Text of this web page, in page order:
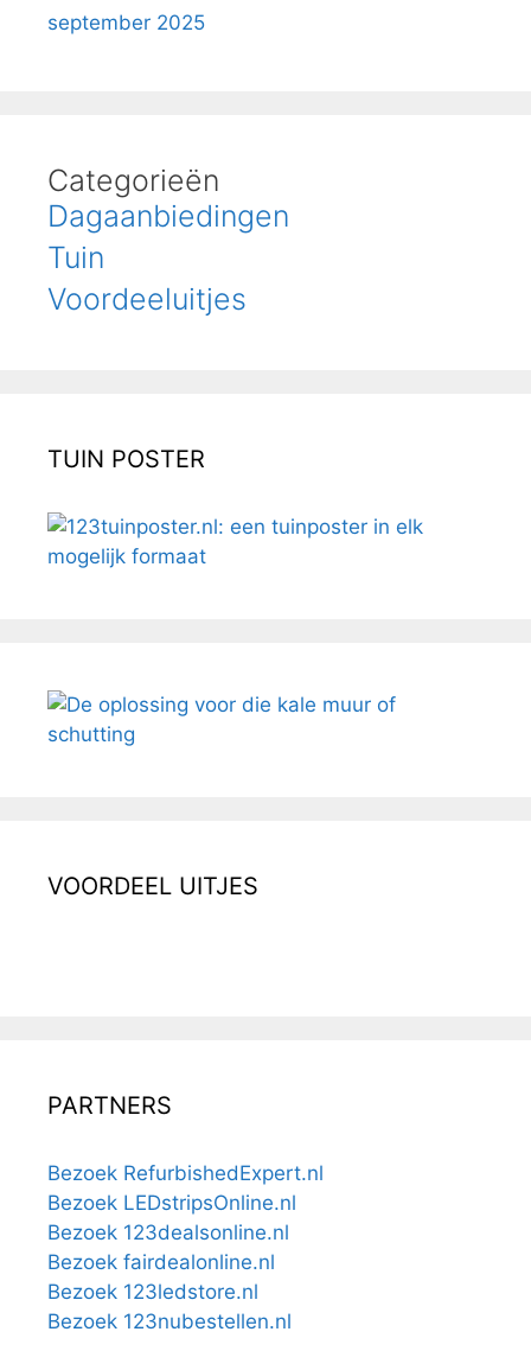
september 2025
Categorieën
Dagaanbiedingen
Tuin
Voordeeluitjes
TUIN POSTER
VOORDEEL UITJES
PARTNERS
Bezoek RefurbishedExpert.nl
Bezoek LEDstripsOnline.nl
Bezoek 123dealsonline.nl
Bezoek fairdealonline.nl
Bezoek 123ledstore.nl
Bezoek 123nubestellen.nl